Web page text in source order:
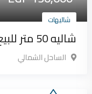
شاليهات
شاليه 50 متر للبيع في الساحل الشمالي
الساحل الشمالي